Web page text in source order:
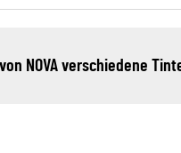
NOVA verschiedene